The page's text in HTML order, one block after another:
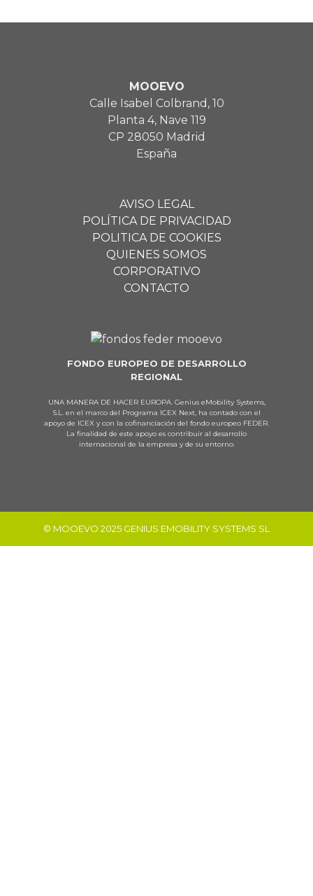
MOOEVO
Calle Isabel Colbrand, 10
Planta 4, Nave 119
CP 28050 Madrid
España
AVISO LEGAL
POLÍTICA DE PRIVACIDAD
POLITICA DE COOKIES
QUIENES SOMOS
CORPORATIVO
CONTACTO
FONDO EUROPEO DE DESARROLLO
REGIONAL
UNA MANERA DE HACER EUROPA. Genius eMobility Systems,
S.L. en el marco del Programa ICEX Next, ha contado con el
apoyo de ICEX y con la cofinanciación del fondo europeo FEDER.
La finalidad de este apoyo es contribuir al desarrollo
internacional de la empresa y de su entorno.
© MOOEVO 2025 GENIUS EMOBILITY SYSTEMS SL